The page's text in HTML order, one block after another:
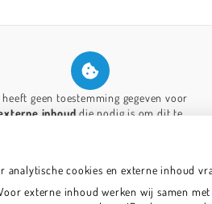
heeft geen toestemming gegeven voor
inhoud die nodig is om dit te
cookies en externe inhoud
externe inhoud werken wij samen met